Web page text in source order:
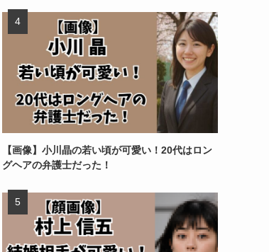
【画像】小川晶の若い頃が可愛い！20代はロン
グヘアの弁護士だった！